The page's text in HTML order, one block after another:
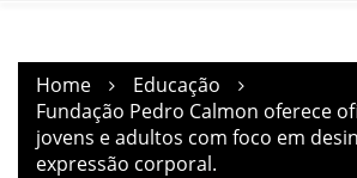
Home
Educação
Fundação Pedro Calmon oferece
jovens e adultos com foco em
expressão corporal.